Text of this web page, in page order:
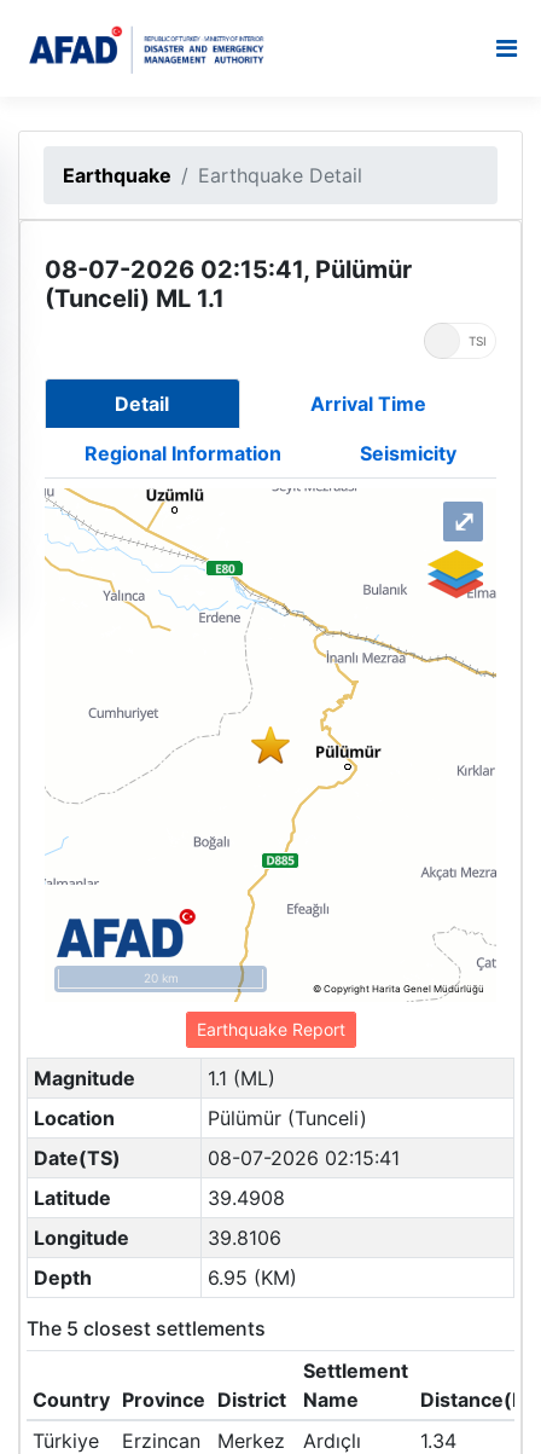
Earthquake Earthquake Detail
08-07-2026 02:15:41, Pülümür
(Tunceli) ML 1.1
TSI
Detail Arrival Time
Regional Information Seismicity
© Copyright Harita Genel Müdürlüğü
20 km
⤢
Earthquake Report
Magnitude
1.1 (ML)
Location
Pülümür (Tunceli)
Date(TS)
08-07-2026 02:15:41
Latitude
39.4908
Longitude
39.8106
Depth
6.95 (KM)
The 5 closest settlements
Country Province District
Settlement
Name
Türkiye
Erzincan Merkez Ardıçlı
1.34